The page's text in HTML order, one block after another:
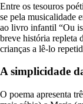
Entre os tesouros
se pela musicalidade
ao livro infantil “Ou
breve história repleta
crianças a lê-lo
A simplicidade
O poema apresenta